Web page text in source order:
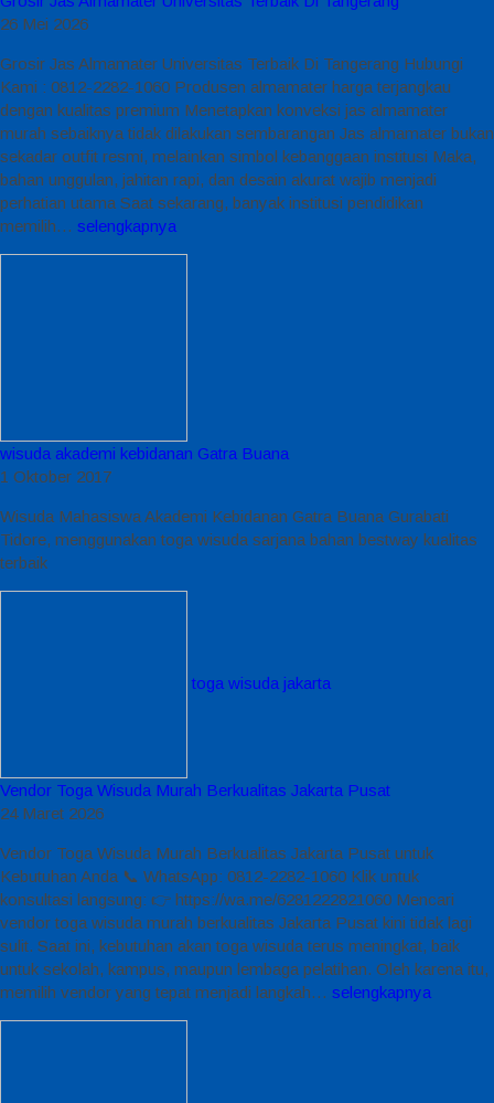
26 Mei 2026
Grosir Jas Almamater Universitas Terbaik Di Tangerang Hubungi
Kami : 0812-2282-1060 Produsen almamater harga terjangkau
dengan kualitas premium Menetapkan konveksi jas almamater
murah sebaiknya tidak dilakukan sembarangan Jas almamater bukan
sekadar outfit resmi, melainkan simbol kebanggaan institusi Maka,
bahan unggulan, jahitan rapi, dan desain akurat wajib menjadi
perhatian utama Saat sekarang, banyak institusi pendidikan
memilih… selengkapnya
wisuda akademi kebidanan Gatra Buana
1 Oktober 2017
Wisuda Mahasiswa Akademi Kebidanan Gatra Buana Gurabati
Tidore, menggunakan toga wisuda sarjana bahan bestway kualitas
terbaik
toga wisuda jakarta
Vendor Toga Wisuda Murah Berkualitas Jakarta Pusat
24 Maret 2026
Vendor Toga Wisuda Murah Berkualitas Jakarta Pusat untuk
Kebutuhan Anda 📞 WhatsApp: 0812-2282-1060 Klik untuk
konsultasi langsung: 👉 https://wa.me/6281222821060 Mencari
vendor toga wisuda murah berkualitas Jakarta Pusat kini tidak lagi
sulit. Saat ini, kebutuhan akan toga wisuda terus meningkat, baik
untuk sekolah, kampus, maupun lembaga pelatihan. Oleh karena itu,
memilih vendor yang tepat menjadi langkah… selengkapnya